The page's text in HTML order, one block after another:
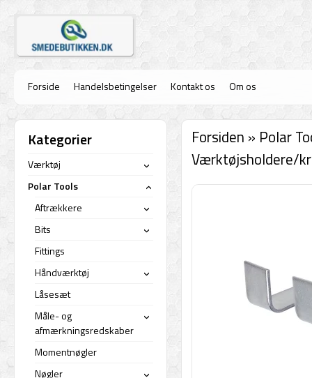
Forside Handelsbetingelser Kontakt os Om os
Forsiden » Polar
Værktøjsholdere/
Kategorier
Værktøj ›
Polar Tools ›
Aftrækkere ›
Bits ›
Fittings
Håndværktøj
›
Låsesæt
Måle- og
afmærkningsredskaber
›
Momentnøgler
Nøgler
›